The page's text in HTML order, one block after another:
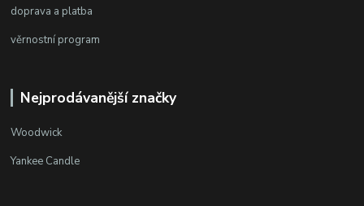
doprava a platba
věrnostní program
Nejprodávanější značky
Woodwick
Yankee Candle